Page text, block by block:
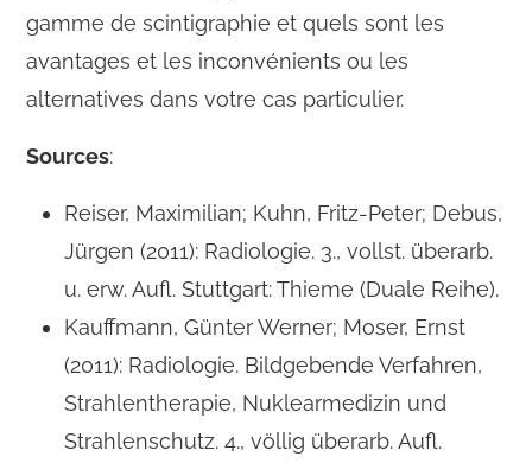
gamme de scintigraphie et quels sont les
avantages et les inconvénients ou les
alternatives dans votre cas particulier.
Sources:
Reiser, Maximilian; Kuhn, Fritz-Peter; Debus,
Jürgen (2011): Radiologie. 3., vollst. überarb.
u. erw. Aufl. Stuttgart: Thieme (Duale Reihe).
Kauffmann, Günter Werner; Moser, Ernst
(2011): Radiologie. Bildgebende Verfahren,
Strahlentherapie, Nuklearmedizin und
Strahlenschutz. 4., völlig überarb. Aufl.